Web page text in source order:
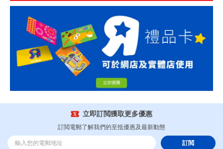
立即訂閲獲取更多優惠
訂閲電郵了解我們的至抵優惠及最新動態
訂閲